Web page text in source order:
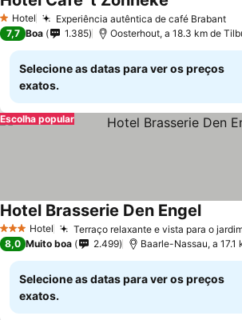
1 Estrelas
Hotel Experiência autêntica de café Brabant
7,7 Boa 1.385 Oosterhout, a 18.3 km de
Selecione as datas para ver os preços
exatos.
Escolha popular
3 EstrelasHotel Terraço relaxante e vista para o
Hotel Brasserie Den Engel
8,0 Muito boa 2.499 Baarle-Nassau, a 17.1
Selecione as datas para ver os preços
exatos.